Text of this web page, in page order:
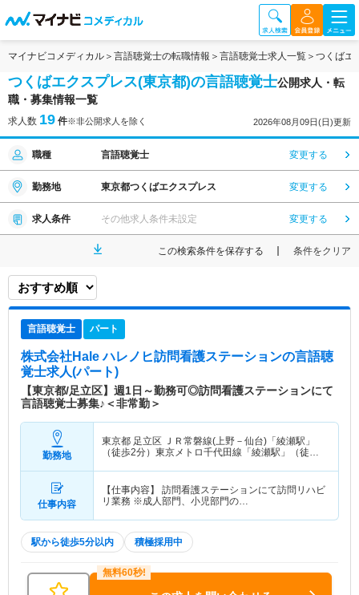
マイナビコメディカル 言語聴覚士の転職情報 言語聴覚士求人一覧 つくばエ
つくばエクスプレス(東京都)の言語聴覚士公開求人・転
職・募集情報一覧
求人数 19 件※非公開求人を除く 2026年08月09日(日)更新
職種 言語聴覚士 変更する
勤務地 東京都つくばエクスプレス 変更する
求人条件 その他求人条件未設定 変更する
この検索条件を保存する 条件をクリア
言語聴覚士 パート
株式会社Hale ハレノヒ訪問看護ステーションの言語聴
覚士求人(パート)
【東京都/足立区】週1日～勤務可◎訪問看護ステーションにて
言語聴覚士募集♪＜非常勤＞
勤務地
東京都 足立区 ＪＲ常磐線(上野－仙台)「綾瀬駅」
（徒歩2分）東京メトロ千代田線「綾瀬駅」（徒歩2
仕事内容
【仕事内容】 訪問看護ステーションにて訪問リハビ
リ業務 ※成人部門、小児部門の…
駅から徒歩5分以内 積極採用中